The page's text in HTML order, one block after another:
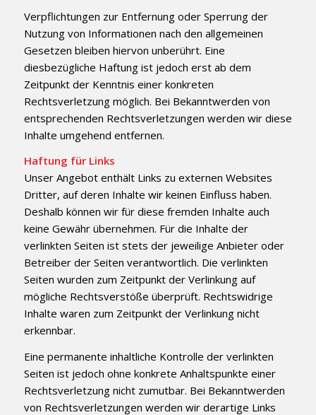
Verpflichtungen zur Entfernung oder Sperrung der
Nutzung von Informationen nach den allgemeinen
Gesetzen bleiben hiervon unberührt. Eine
diesbezügliche Haftung ist jedoch erst ab dem
Zeitpunkt der Kenntnis einer konkreten
Rechtsverletzung möglich. Bei Bekanntwerden von
entsprechenden Rechtsverletzungen werden wir diese
Inhalte umgehend entfernen.
Haftung für Links
Unser Angebot enthält Links zu externen Websites
Dritter, auf deren Inhalte wir keinen Einfluss haben.
Deshalb können wir für diese fremden Inhalte auch
keine Gewähr übernehmen. Für die Inhalte der
verlinkten Seiten ist stets der jeweilige Anbieter oder
Betreiber der Seiten verantwortlich. Die verlinkten
Seiten wurden zum Zeitpunkt der Verlinkung auf
mögliche Rechtsverstöße überprüft. Rechtswidrige
Inhalte waren zum Zeitpunkt der Verlinkung nicht
erkennbar.
Eine permanente inhaltliche Kontrolle der verlinkten
Seiten ist jedoch ohne konkrete Anhaltspunkte einer
Rechtsverletzung nicht zumutbar. Bei Bekanntwerden
von Rechtsverletzungen werden wir derartige Links